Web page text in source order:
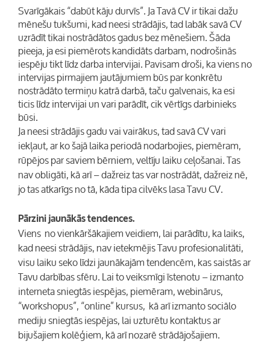
Svarīgākais “dabūt kāju durvīs”. Ja Tavā CV ir tikai dažu
mēnešu tukšumi, kad neesi strādājis, tad labāk savā CV
uzrādīt tikai nostrādātos gadus bez mēnešiem. Šāda
pieeja, ja esi piemērots kandidāts darbam, nodrošinās
iespēju tikt līdz darba intervijai. Pavisam droši, ka viens no
intervijas pirmajiem jautājumiem būs par konkrētu
nostrādāto termiņu katrā darbā, taču galvenais, ka esi
ticis līdz intervijai un vari parādīt, cik vērtīgs darbinieks
būsi.
Ja neesi strādājis gadu vai vairākus, tad savā CV vari
iekļaut, ar ko šajā laika periodā nodarbojies, piemēram,
rūpējos par saviem bērniem, veltīju laiku ceļošanai. Tas
nav obligāti, kā arī – dažreiz tas var nostrādāt, dažreiz nē,
jo tas atkarīgs no tā, kāda tipa cilvēks lasa Tavu CV.
Pārzini jaunākās tendences.
Viens no vienkāršākajiem veidiem, lai parādītu, ka laiks,
kad neesi strādājis, nav ietekmējis Tavu profesionalitāti,
visu laiku seko līdzi jaunākajām tendencēm, kas saistās ar
Tavu darbības sfēru. Lai to veiksmīgi īstenotu – izmanto
interneta sniegtās iespējas, piemēram, webinārus,
“workshopus”, “online” kursus, kā arī izmanto sociālo
mediju sniegtās iespējas, lai uzturētu kontaktus ar
bijušajiem kolēģiem, kā arī nozarē strādājošajiem.